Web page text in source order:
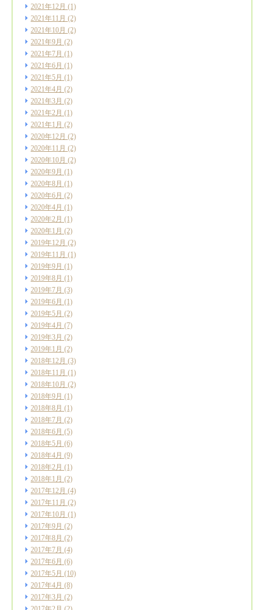
2021年12月 (1)
2021年11月 (2)
2021年10月 (2)
2021年9月 (2)
2021年7月 (1)
2021年6月 (1)
2021年5月 (1)
2021年4月 (2)
2021年3月 (2)
2021年2月 (1)
2021年1月 (2)
2020年12月 (2)
2020年11月 (2)
2020年10月 (2)
2020年9月 (1)
2020年8月 (1)
2020年6月 (2)
2020年4月 (1)
2020年2月 (1)
2020年1月 (2)
2019年12月 (2)
2019年11月 (1)
2019年9月 (1)
2019年8月 (1)
2019年7月 (3)
2019年6月 (1)
2019年5月 (2)
2019年4月 (7)
2019年3月 (2)
2019年1月 (2)
2018年12月 (3)
2018年11月 (1)
2018年10月 (2)
2018年9月 (1)
2018年8月 (1)
2018年7月 (2)
2018年6月 (5)
2018年5月 (6)
2018年4月 (9)
2018年2月 (1)
2018年1月 (2)
2017年12月 (4)
2017年11月 (2)
2017年10月 (1)
2017年9月 (2)
2017年8月 (2)
2017年7月 (4)
2017年6月 (6)
2017年5月 (10)
2017年4月 (8)
2017年3月 (2)